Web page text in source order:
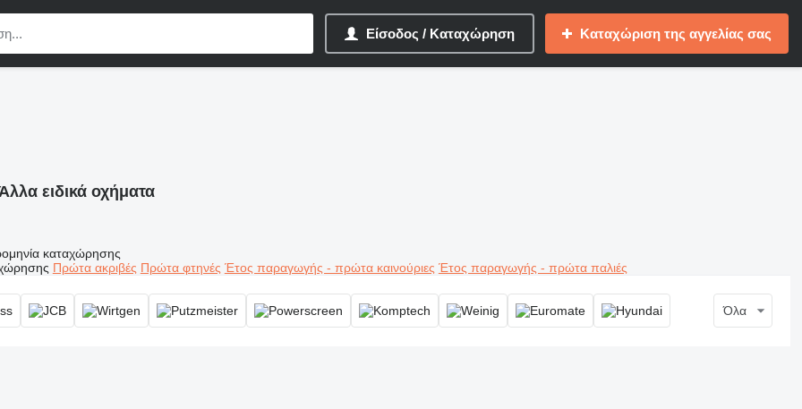
Είσοδος / Καταχώρηση Καταχώριση της αγγελίας σας
ειδικά οχήματα
καταχώρησης
Πρώτα ακριβές Πρώτα φτηνές Έτος παραγωγής - πρώτα καινούριες Έτος παραγωγής - πρώτα παλιές
Όλα